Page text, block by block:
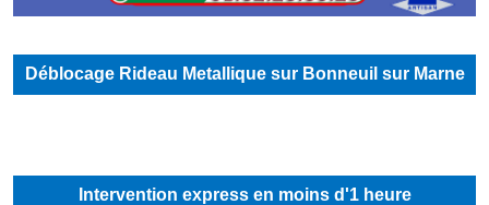
Déblocage Rideau Metallique sur Bonneuil sur Marne
Intervention express en moins d'1 heure